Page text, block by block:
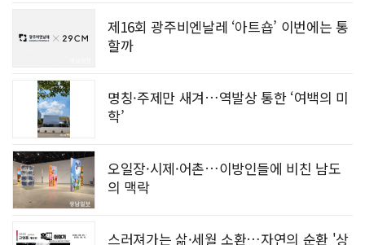
제16회 광주비엔날레 ‘아트숍’ 이번에는 통
할까
명칭·주제만 새겨…역발상 통한 ‘여백의 미
학’
오일장·시제·어촌…이방인들에 비친 남도
의 맥락
스러져가는 삶·세월 소환…자연의 순환 '상